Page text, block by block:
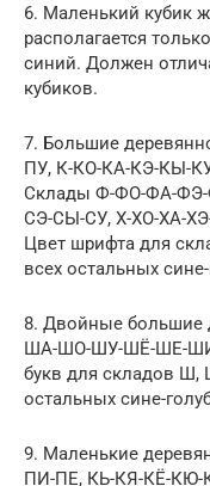
6. Маленький кубик
располагается
синий. Должен
кубиков.
7. Большие
ПУ, К-КО-КА-КЭ-КЫ-
Склады Ф-ФО-ФА-ФЭ-
СЭ-СЫ-СУ, Х-ХО-ХА-
Цвет шрифта для
всех остальных
8. Двойные большие
ША-ШО-ШУ-ШЁ-ШЕ-
букв для складов Ш,
остальных сине-
9. Маленькие
ПИ-ПЕ, КЬ-КЯ-КЁ-